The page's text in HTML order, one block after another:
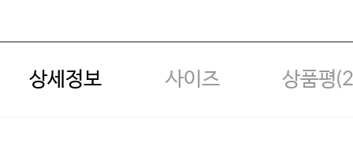
상세정보 사이즈 상품평(2